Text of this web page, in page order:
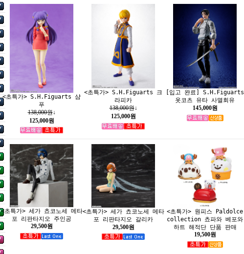
<초특가> S.H.Figuarts 샴
푸
138,000원↓
125,000원
<초특가> S.H.Figuarts 크
라피카
138,000원↓
125,000원
[입고 완료] S.H.Figuarts
옷코츠 유타 사멸회유
145,000원
<초특가> 세가 쵸코노세 메타
포 리판타지오 주인공
29,500원
<초특가> 세가 쵸코노세 메타
포 리판타지오 갈리카
29,500원
<초특가> 원피스 Paldolce
collection 쵸파와 베포와
하트 해적단 단품 판매
19,500원